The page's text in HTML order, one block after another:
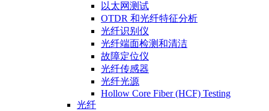
以太网测试
OTDR 和光纤特征分析
光纤识别仪
光纤端面检测和清洁
故障定位仪
光纤传感器
光纤光源
Hollow Core Fiber (HCF) Testing
光纤